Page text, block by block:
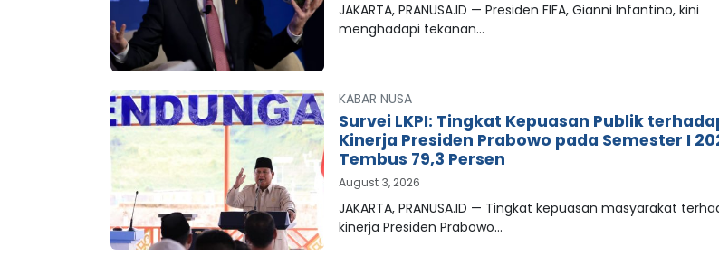
JAKARTA, PRANUSA.ID — Presiden FIFA, Gianni Infantino, kini
menghadapi tekanan…
KABAR NUSA
Survei LKPI: Tingkat Kepuasan Publik
Kinerja Presiden Prabowo pada Semester I
Tembus 79,3 Persen
August 3, 2026
JAKARTA, PRANUSA.ID — Tingkat kepuasan masyarakat
kinerja Presiden Prabowo…